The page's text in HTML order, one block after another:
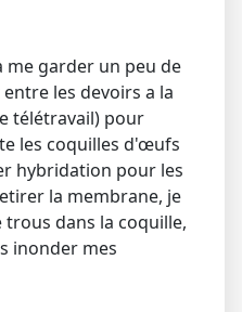
me garder un peu de
les devoirs a la
télétravail) pour
les coquilles d'œufs
hybridation pour les
la membrane, je
dans la coquille,
inonder mes